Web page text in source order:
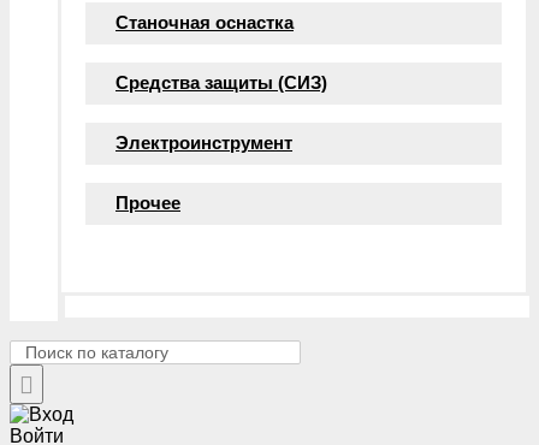
Станочная оснастка
Средства защиты (СИЗ)
Электроинструмент
Прочее
Войти